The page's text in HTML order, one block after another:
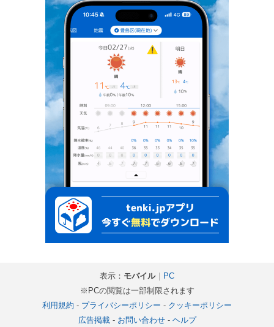
表示： モバイル｜ PC
※PCの閲覧は一部制限されます
利用規約 - プライバシーポリシー - クッキーポリシー
広告掲載- お問い合わせ- ヘルプ